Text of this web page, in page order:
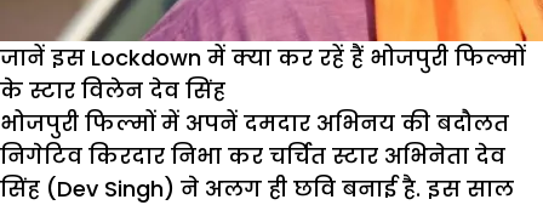
जानें इस Lockdown में क्या कर रहें हैं भोजपुरी फिल्मों
के स्टार विलेन देव सिंह
भोजपुरी फिल्मों में अपनें दमदार अभिनय की बदौलत
निगेटिव किरदार निभा कर चर्चित स्टार अभिनेता देव
सिंह (Dev Singh) ने अलग ही छवि बनाई है. इस साल